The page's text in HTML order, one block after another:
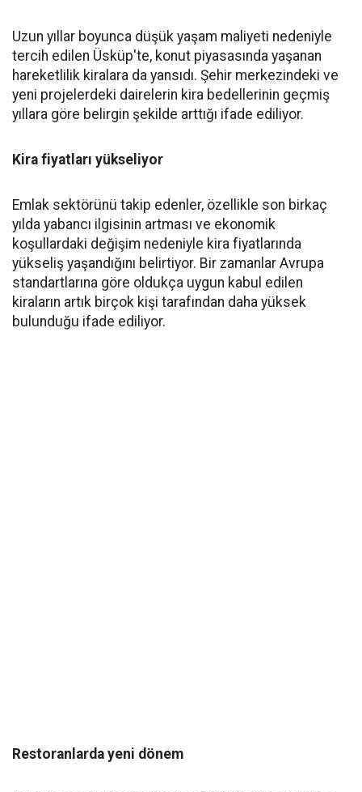
Uzun yıllar boyunca düşük yaşam maliyeti nedeniyle
tercih edilen Üsküp'te, konut piyasasında yaşanan
hareketlilik kiralara da yansıdı. Şehir merkezindeki ve
yeni projelerdeki dairelerin kira bedellerinin geçmiş
yıllara göre belirgin şekilde arttığı ifade ediliyor.
Kira fiyatları yükseliyor
Emlak sektörünü takip edenler, özellikle son birkaç
yılda yabancı ilgisinin artması ve ekonomik
koşullardaki değişim nedeniyle kira fiyatlarında
yükseliş yaşandığını belirtiyor. Bir zamanlar Avrupa
standartlarına göre oldukça uygun kabul edilen
kiraların artık birçok kişi tarafından daha yüksek
bulunduğu ifade ediliyor.
Restoranlarda yeni dönem